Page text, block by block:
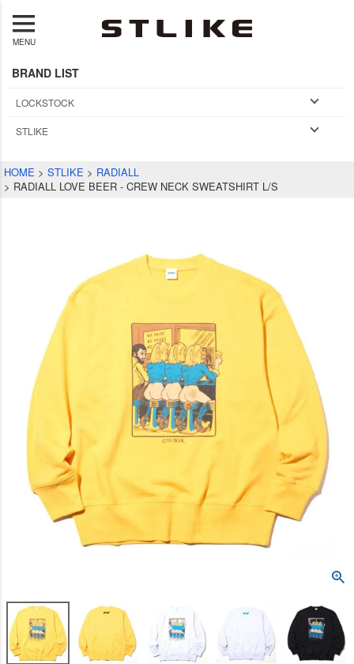
MENU
BRAND LIST
LOCKSTOCK
STLIKE
HOME STLIKE
RADIALL
RADIALL LOVE BEER - CREW NECK SWEATSHIRT L/S